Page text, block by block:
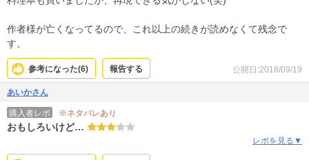
作者様が亡くなってるので、これ以上の続きが読めなくて残念で
す。
公開日:2018/09/19
参考になった(6) 報告する
あいかさん
購入者レポ ※ネタバレあり
おもしろいけど…
レポを見る▼